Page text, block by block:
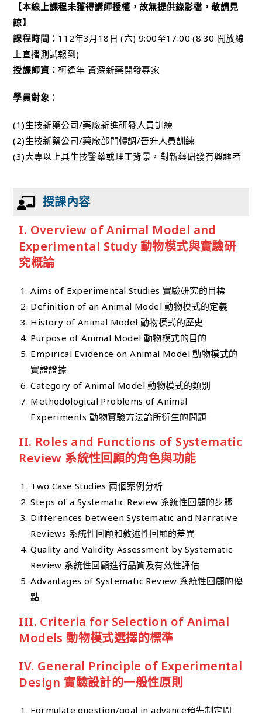
【本線上課程未獲得講師授權，故無提供錄影檔，敬請見
諒】
課程時間： 112年3月18日 (六) 9:00至17:00 (8:30 開放線
上直播測試報到)
授課師資：柯逢年 資深新藥開發專家
學員對象：
(1)生技新藥公司/藥廠新進研發人員訓練
(2)生技新藥公司/藥廠部門轉調/晉升人員訓練
(3)大專以上具生技醫藥或理工背景，對新藥研發有興趣者
授課內容
I. Overview of Animal Model and
Experimental Study 動物模式與實驗研
究概論
Aims of Experimental Studies 實驗研究的目標
Definition of an Animal Model 動物模式的定義
History of Animal Model 動物模式的歷史
Purpose of Animal Model 動物模式的目的
Empirical Evidence on Animal Model 動物模式的
實證證據
Category of Animal Model 動物模式的類別
Methodological Problems of Animal
Experiments 動物實驗方法論所衍生的問題
II. Roles and Functions of Systematic
Review 系統性回顧的角色與功能
Two Case Studies 兩個案例分析
Steps of a Systematic Review 系統性回顧的步驟
Differences between Systematic and Narrative
Reviews 系統性回顧和敘述性回顧的差異
Quality and Validity Assessment by Systematic
Review 系統性回顧進行品質及有效性評估
Advantages of Systematic Review 系統性回顧的優
點
III. Criteria for Selection of Animal
Models 動物模式選擇的標準
IV. General Principle of Experimental
Design 實驗設計的一般性原則
Formulate question/goal in advance預先制定問